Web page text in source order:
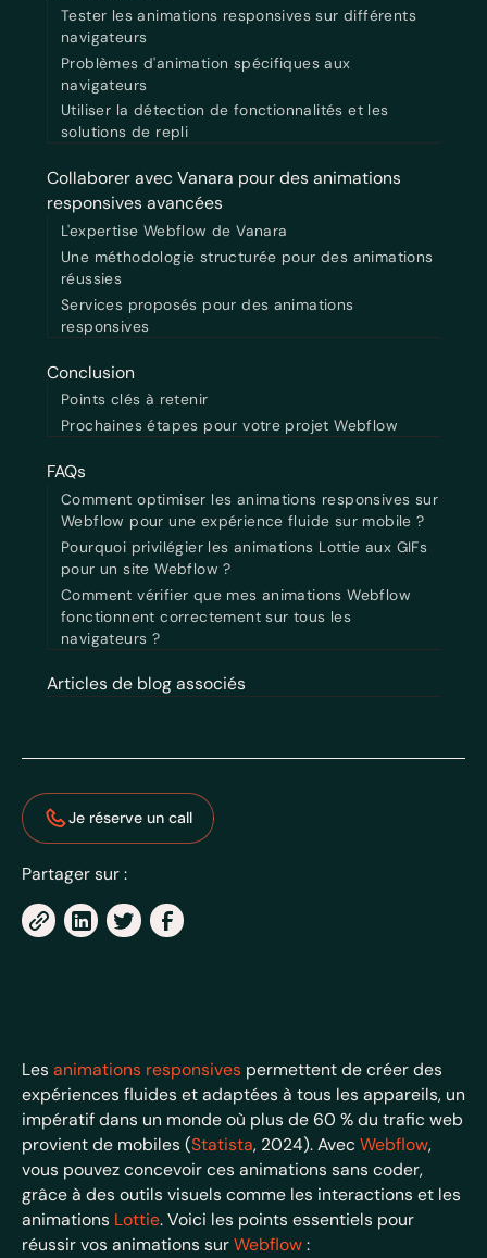
Tester les animations responsives sur différents
navigateurs
Problèmes d'animation spécifiques aux
navigateurs
Utiliser la détection de fonctionnalités et les
solutions de repli
Collaborer avec Vanara pour des animations
responsives avancées
L'expertise Webflow de Vanara
Une méthodologie structurée pour des animations
réussies
Services proposés pour des animations
responsives
Conclusion
Points clés à retenir
Prochaines étapes pour votre projet Webflow
FAQs
Comment optimiser les animations responsives sur
Webflow pour une expérience fluide sur mobile ?
Pourquoi privilégier les animations Lottie aux GIFs
pour un site Webflow ?
Comment vérifier que mes animations Webflow
fonctionnent correctement sur tous les
navigateurs ?
Articles de blog associés
Je réserve un call
Partager sur :
Les animations responsives permettent de créer des
expériences fluides et adaptées à tous les appareils, un
impératif dans un monde où plus de 60 % du trafic web
provient de mobiles (Statista, 2024). Avec Webflow,
vous pouvez concevoir ces animations sans coder,
grâce à des outils visuels comme les interactions et les
animations Lottie. Voici les points essentiels pour
réussir vos animations surWebflow: